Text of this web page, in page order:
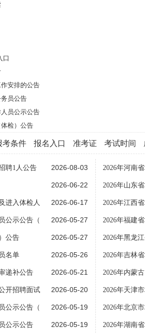
口
安排的公告
员公告
员公示公告
检）公告
考条件 报名入口 准考证 考试时间
聘1人公告 2026-08-03
2026-06-22
进入体检人 2026-06-17
公示公告（ 2026-05-27
公告 2026-05-27
名单 2026-05-26
递补公告 2026-05-21
开招聘面试 2026-05-20
公示公告（ 2026-05-19
公示公告 2026-05-19
2026年河南
2026年山东
2026年江西
2026年福建
2026年黑龙
2026年吉林
2026年内蒙
2026年天津
2026年北京
2026年湖南